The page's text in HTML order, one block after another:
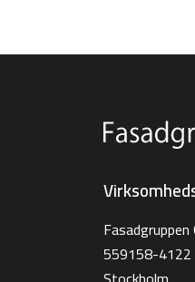
Fasadgruppen
559158-4122